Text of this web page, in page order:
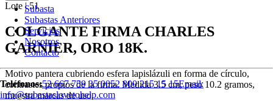
Subasta
Subastas Anteriores
Servicios
Nosotros
Contacto
Teléfonos:52 667 759 35 0052 800 215 15 15Email:
info@subastaslovetohelp.com
Lote |51
COLGANTE FIRMA CHARLES
GARNIER, ORO 18K.
Motivo pantera cubriendo esfera lapislázuli en forma de círculo,
contrastes propios de la firma. Medida 3.5 cm, peso 10.2 gramos,
muestra marcas de uso.